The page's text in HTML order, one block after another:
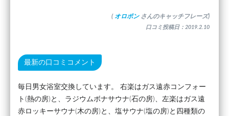
( オロポン さんのキャッチフレーズ)
口コミ投稿日：2019.2.10
最新の口コミコメント
毎日男女浴室交換しています。 右楽はガス遠赤コンフォー
ト(熱の房)と、ラジウムボナサウナ(石の房)、左楽はガス遠
赤ロッキーサウナ(木の房)と、塩サウナ(塩の房)と四種類の